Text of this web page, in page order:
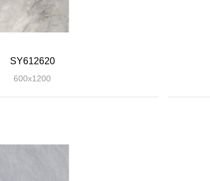
SY612620
600x1200